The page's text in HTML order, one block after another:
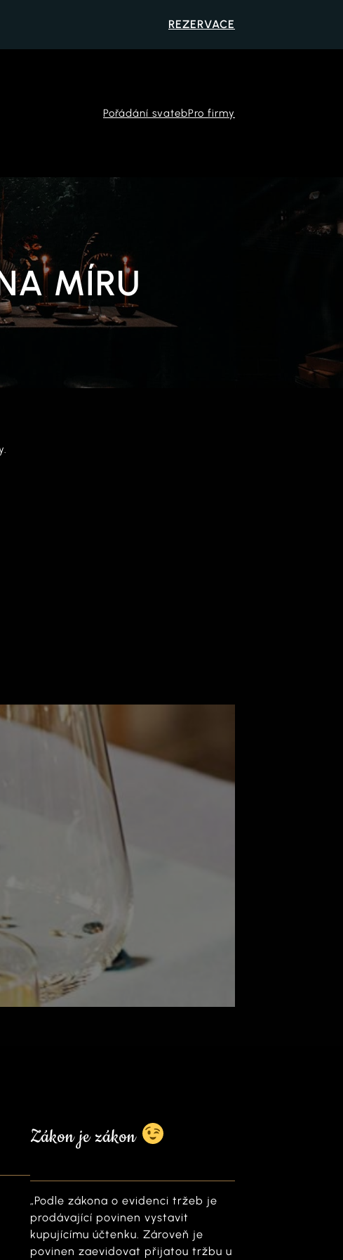
REZERVACE
Pořádání svatebPro firmy
MÍRU
Zákon je zákon
„Podle zákona o evidenci tržeb je
prodávající povinen vystavit
kupujícímu účtenku. Zároveň je
povinen zaevidovat přijatou tržbu u